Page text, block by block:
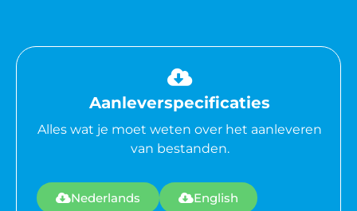
Aanleverspecificaties
Alles wat je moet weten over het aanleveren
van bestanden.
Nederlands English